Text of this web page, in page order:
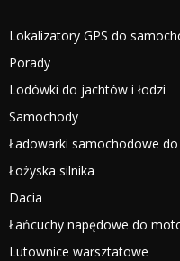
Lokalizatory GPS do
Porady
Lodówki do jachtów i łodzi
Samochody
Ładowarki samochodowe
Łożyska silnika
Dacia
Łańcuchy napędowe do
Lutownice warsztatowe